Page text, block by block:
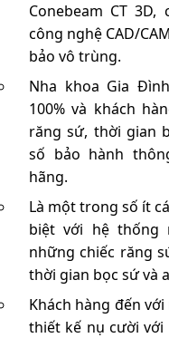
Conebeam CT
công nghệ CAD/
bảo vô trùng.
Nha khoa Gia
100% và khách
răng sứ, thời gian
số bảo hành
hãng.
Là một trong số ít
biệt với hệ thống
những chiếc răng
thời gian bọc sứ và
Khách hàng đến
thiết kế nụ cười với